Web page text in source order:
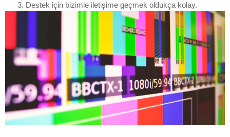
Destek için bizimle iletişime geçmek oldukça kolay.